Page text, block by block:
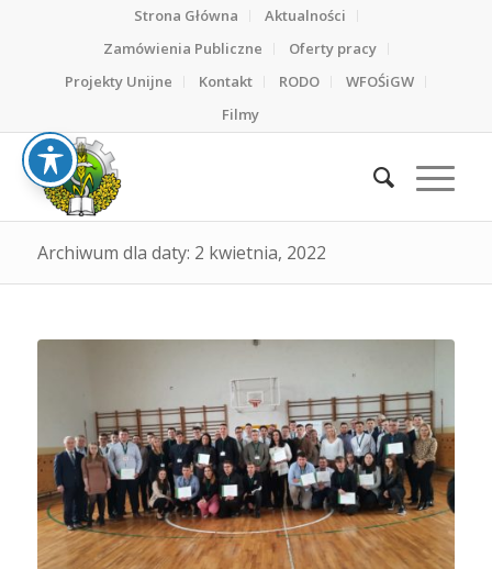
Strona Główna
Aktualności
Zamówienia Publiczne
Oferty pracy
Projekty Unijne
Kontakt RODO
WFOŚiGW
Filmy
Archiwum dla daty: 2 kwietnia, 2022